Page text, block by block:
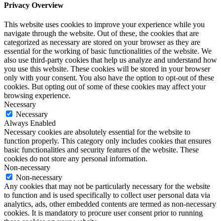
Privacy Overview
This website uses cookies to improve your experience while you
navigate through the website. Out of these, the cookies that are
categorized as necessary are stored on your browser as they are
essential for the working of basic functionalities of the website. We
also use third-party cookies that help us analyze and understand how
you use this website. These cookies will be stored in your browser
only with your consent. You also have the option to opt-out of these
cookies. But opting out of some of these cookies may affect your
browsing experience.
Necessary
Necessary
Always Enabled
Necessary cookies are absolutely essential for the website to
function properly. This category only includes cookies that ensures
basic functionalities and security features of the website. These
cookies do not store any personal information.
Non-necessary
Non-necessary
Any cookies that may not be particularly necessary for the website
to function and is used specifically to collect user personal data via
analytics, ads, other embedded contents are termed as non-necessary
cookies. It is mandatory to procure user consent prior to running